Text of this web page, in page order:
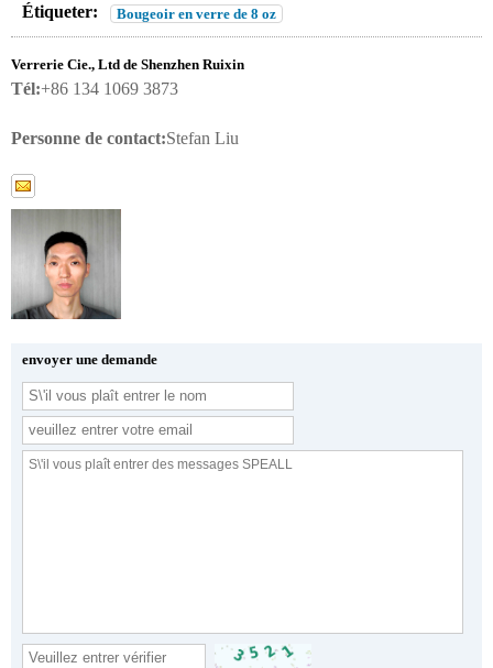
Étiqueter: Bougeoir en verre de 8 oz
Verrerie Cie., Ltd de Shenzhen Ruixin
Tél:+86 134 1069 3873
Personne de contact:Stefan Liu
envoyer une demande